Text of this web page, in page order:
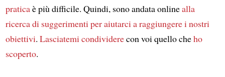
praticaè più difficile. Quindi, sono andata onlinealla
ricerca di suggerimentiper aiutarci a raggiungerei nostri
obiettivi. Lasciatemi condividerecon voi quello cheho
scoperto.